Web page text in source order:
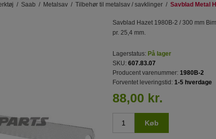
/ Saab / Metalsav / Tilbehør til metalsav / savklinger / Savblad Metal
Savblad Hazet 1980B-2 / 300 mm
pr. 25,4 mm.
Lagerstatus: På lager
SKU: 607.83.07
Producent varenummer: 1980B-2
Forventet leveringstid: 1-5 hverdage
88,00 kr.
Køb